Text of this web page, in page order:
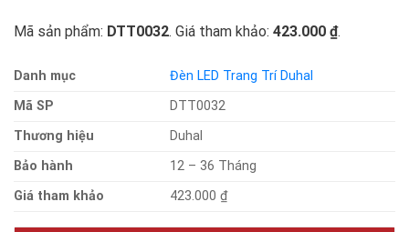
Mã sản phẩm: DTT0032. Giá tham khảo: 423.000 ₫.
Danh mục
Đèn LED Trang Trí Duhal
Mã SP
DTT0032
Thương hiệu
Duhal
Bảo hành
12 – 36 Tháng
Giá tham khảo
423.000 ₫